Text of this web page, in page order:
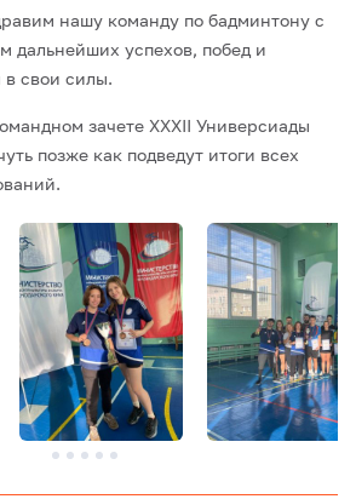
нашу команду по бадминтону с
дальнейших успехов, побед и
свои силы.
зачете XXXII Универсиады
позже как подведут итоги всех